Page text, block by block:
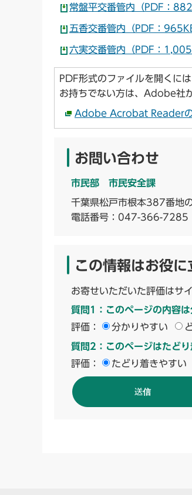
常盤平交番管内（PDF：
五香交番管内（PDF：
六実交番管内（PDF：
PDF形式のファイルを開く
お持ちでない方は、Adobe社
Adobe Acrobat Readerの
お問い合わせ
市民部 市民安全課
千葉県松戸市根本387番地
電話番号： 047-366-7285
この情報はお役に
お寄せいただいた評価はサ
質問1：このページの内容
評価：
分かりやすい
質問2：このページはたど
評価：
たどり着きやすい